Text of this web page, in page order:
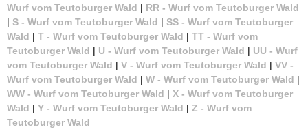
m
T
e
u
t
Wurf vom Teutoburger Wald | RR - Wurf vom Teutoburger Wald
| S - Wurf vom Teutoburger Wald | SS - Wurf vom Teutoburger
Wald | T - Wurf vom Teutoburger Wald | TT - Wurf vom
Teutoburger Wald | U - Wurf vom Teutoburger Wald | UU - Wurf
vom Teutoburger Wald | V - Wurf vom Teutoburger Wald | VV -
Wurf vom Teutoburger Wald | W - Wurf vom Teutoburger Wald |
WW - Wurf vom Teutoburger Wald | X - Wurf vom Teutoburger
Wald | Y - Wurf vom Teutoburger Wald | Z - Wurf vom
Teutoburger Wald